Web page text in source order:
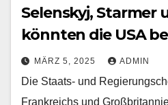
Selenskyj, Starmer
könnten die USA
MÄRZ 5, 2025 ADMIN
Die Staats- und
Frankreichs und